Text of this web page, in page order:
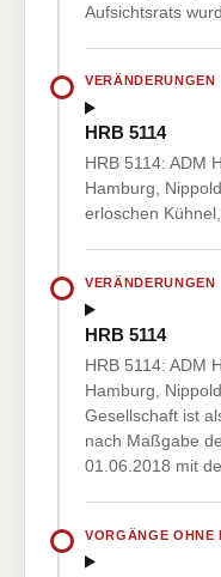
Aufsichtsrats
VERÄNDERUNGEN
HRB 5114
HRB 5114: ADM
Hamburg,
erloschen
VERÄNDERUNGEN
HRB 5114
HRB 5114: ADM
Hamburg,
Gesellschaft ist
nach Maßgabe
01.06.2018 mit
VORGÄNGE OHNE